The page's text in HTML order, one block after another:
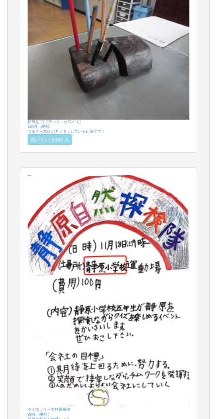
鉛筆立て(ブラック・ホワイト)
184円（税別）
つるさら木目がキラキラしている鉛筆立て！
買いたい 1690 人
クイズラリーで静原探検
93円（税別）